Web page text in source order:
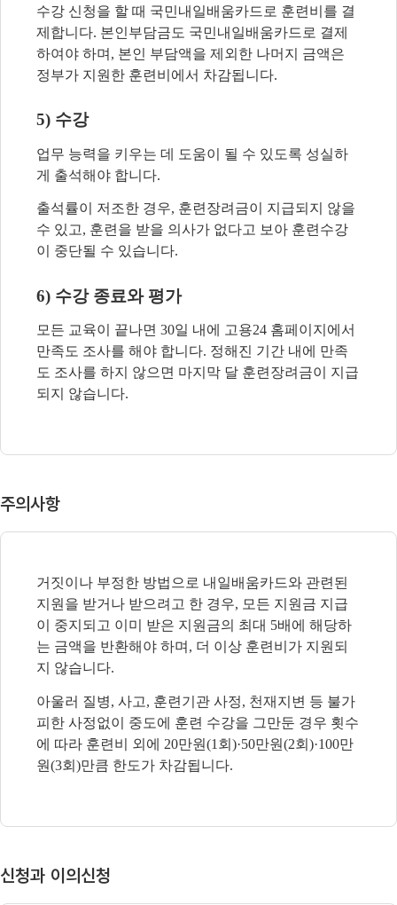
수강 신청을 할 때 국민내일배움카드로 훈련비를 결
제합니다. 본인부담금도 국민내일배움카드로 결제
하여야 하며 , 본인 부담액을 제외한 나머지 금액은
정부가 지원한 훈련비에서 차감됩니다.
5) 수강
업무 능력을 키우는 데 도움이 될 수 있도록 성실하
게 출석해야 합니다.
출석률이 저조한 경우, 훈련장려금이 지급되지 않을
수 있고, 훈련을 받을 의사가 없다고 보아 훈련수강
이 중단될 수 있습니다.
6) 수강 종료와 평가
모든 교육이 끝나면 30일 내에 고용24 홈페이지에서
만족도 조사를 해야 합니다. 정해진 기간 내에 만족
도 조사를 하지 않으면 마지막 달 훈련장려금이 지급
되지 않습니다.
주의사항
거짓이나 부정한 방법으로 내일배움카드와 관련된
지원을 받거나 받으려고 한 경우, 모든 지원금 지급
이 중지되고 이미 받은 지원금의 최대 5배에 해당하
는 금액을 반환해야 하며 , 더 이상 훈련비가 지원되
지 않습니다.
아울러 질병, 사고, 훈련기관 사정, 천재지변 등 불가
피한 사정없이 중도에 훈련 수강을 그만둔 경우 횟수
에 따라 훈련비 외에 20만원(1 회 )·50만원(2회 )·100만
원(3회 )만큼 한도가 차감됩니다.
신청과 이의신청